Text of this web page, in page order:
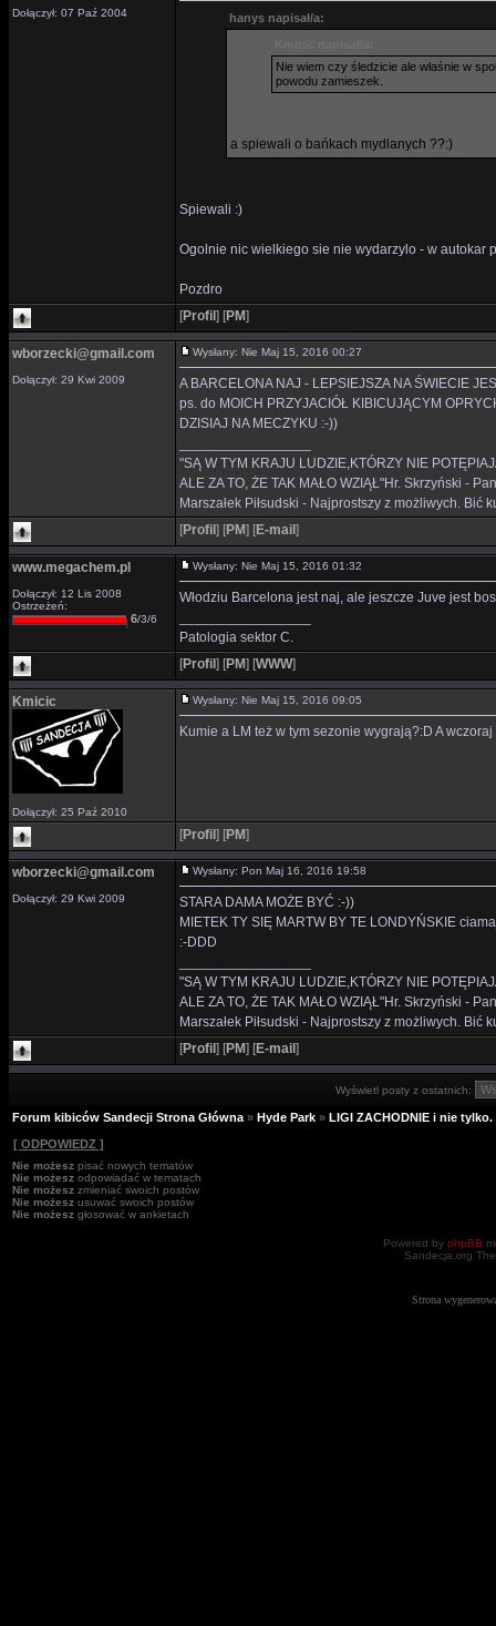
Dołączył: 07 Paź 2004
hanys napisał/a:
Nie wiem czy śledzicie ale właśnie w
powodu zamieszek.
a spiewali o bańkach mydlanych ??:)
Spiewali :)
Ogolnie nic wielkiego sie nie wydarzylo - w autokar
Pozdro
[Profil ] [PM]
wborzecki@gmail.com
Dołączył: 29 Kwi 2009
Wysłany: Nie Maj 15, 2016 00:27
A BARCELONA NAJ - LEPSIEJSZA NA ŚWIECIE
ps. do MOICH PRZYJACIÓŁ KIBICUJĄCYM
DZISIAJ NA MECZYKU :-))
"SĄ W TYM KRAJU LUDZIE,KTÓRZY NIE
ALE ZA TO, ŻE TAK MAŁO WZIĄŁ"Hr. Skrzyński -
Marszałek Piłsudski - Najprostszy z możliwych. Bić
[Profil ] [PM] [E-mail ]
www.megachem.pl
Dołączył: 12 Lis 2008
Ostrzeżeń:
6/3/6
Wysłany: Nie Maj 15, 2016 01:32
Włodziu Barcelona jest naj, ale jeszcze Juve jest
Patologia sektor C.
[Profil ] [PM] [WWW]
Kmicic
Dołączył: 25 Paź 2010
Wysłany: Nie Maj 15, 2016 09:05
Kumie a LM też w tym sezonie wygrają?:D A
[Profil ] [PM]
wborzecki@gmail.com
Dołączył: 29 Kwi 2009
Wysłany: Pon Maj 16, 2016 19:58
STARA DAMA MOŻE BYĆ :-))
MIETEK TY SIĘ MARTW BY TE LONDYŃSKIE
:-DDD
"SĄ W TYM KRAJU LUDZIE,KTÓRZY NIE
ALE ZA TO, ŻE TAK MAŁO WZIĄŁ"Hr. Skrzyński -
Marszałek Piłsudski - Najprostszy z możliwych. Bić
[Profil ] [PM] [E-mail ]
Wyświetl posty z ostatnich:
Forum kibiców Sandecji Strona Główna » Hyde Park » LIGI ZACHODNIE i nie tylko.
[ ODPOWIEDZ ]
Nie możesz pisać nowych tematów
Nie możesz odpowiadać w tematach
Nie możesz zmieniać swoich postów
Nie możesz usuwać swoich postów
Nie możesz głosować w ankietach
Powered by phpBB
Sandecja.org
Strona